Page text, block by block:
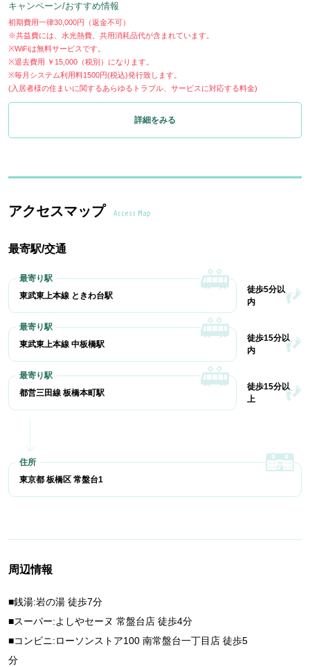
キャンペーン/おすすめ情報
初期費用一律30,000円（返金不可）
※共益費には、水光熱費、共用消耗品代が含まれています。
※WiFiは無料サービスです。
※退去費用 ￥15,000（税別）になります。
※毎月システム利用料1500円(税込)発行致します。
(入居者様の住まいに関するあらゆるトラブル、サービスに対応する料金)
詳細をみる
アクセスマップ Access Map
最寄駅/交通
東武東上本線 ときわ台駅
徒歩5分以
内
東武東上本線 中板橋駅
徒歩15分以
内
都営三田線 板橋本町駅
徒歩15分以
上
東京都 板橋区 常盤台1
周辺情報
■銭湯:岩の湯 徒歩7分
■スーパー:よしやセーヌ 常盤台店 徒歩4分
■コンビニ:ローソンストア100 南常盤台一丁目店 徒歩5
分